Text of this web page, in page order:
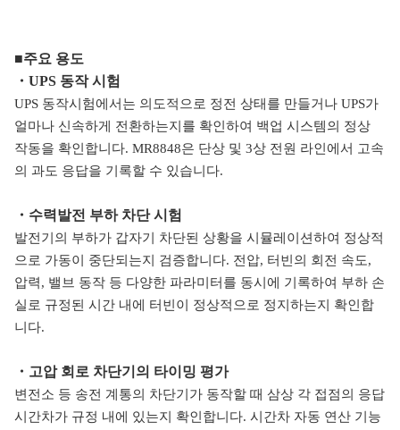
■주요 용도
・UPS 동작 시험
UPS 동작시험에서는 의도적으로 정전 상태를 만들거나 UPS가
얼마나 신속하게 전환하는지를 확인하여 백업 시스템의 정상
작동을 확인합니다. MR8848은 단상 및 3상 전원 라인에서 고속
의 과도 응답을 기록할 수 있습니다.
・ 수력발전 부하 차단 시험
발전기의 부하가 갑자기 차단된 상황을 시뮬레이션하여 정상적
으로 가동이 중단되는지 검증합니다. 전압, 터빈의 회전 속도,
압력, 밸브 동작 등 다양한 파라미터를 동시에 기록하여 부하 손
실로 규정된 시간 내에 터빈이 정상적으로 정지하는지 확인 합
니 다.
・ 고압 회로 차단기의 타이밍 평가
변전소 등 송전 계통의 차단기가 동작할 때 삼상 각 접점의 응답
시간차가 규정 내에 있는지 확인합니다.시간차 자동 연산 기능